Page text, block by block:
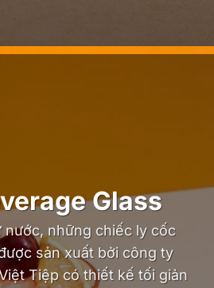
Glass
nước, những chiếc ly cốc
sản xuất bởi công ty
Tiệp có thiết kế tối giản